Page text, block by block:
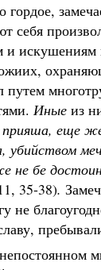
гордое,
себя
и
путем
Иные из
еще
не бе
35-38).
не